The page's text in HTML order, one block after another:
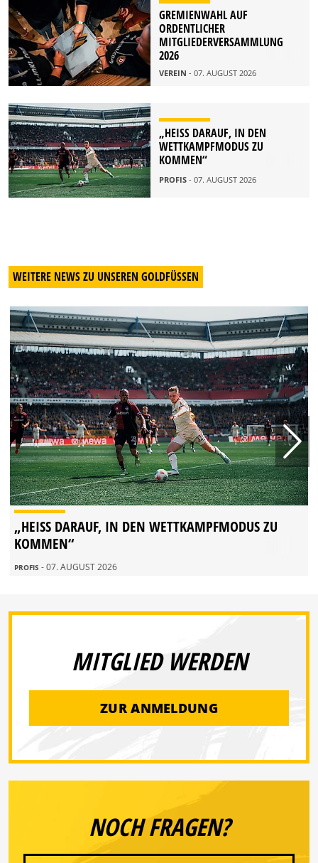
GREMIENWAHL AUF
ORDENTLICHER
MITGLIEDERVERSAMMLUNG
2026
VEREIN - 07. AUGUST 2026
„HEISS DARAUF, IN DEN W
ETTKAMPFMODUS ZU K
OMMEN“
PROFIS - 07. AUGUST 2026
WEITERE NEWS ZU UNSEREN GOLDFÜSSEN
„HEISS DARAUF, IN DEN WETTKAMPFMODUS ZU K
OMMEN“
PROFIS - 07. AUGUST 2026
MITGLIED WERDEN
ZUR ANMELDUNG
NOCH FRAGEN?